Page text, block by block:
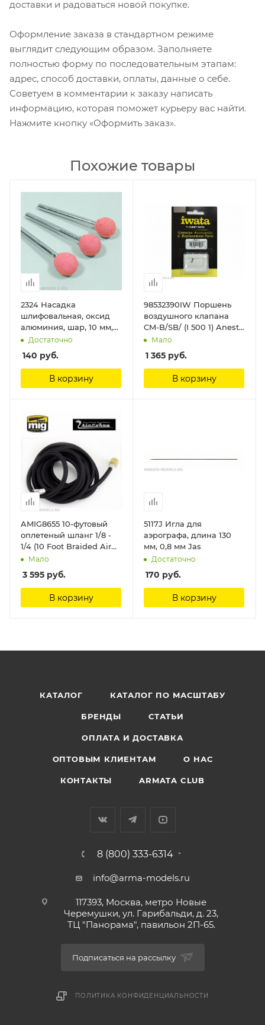
доставки и радоваться новой покупке.
Оформление заказа в стандартном режиме
выглядит следующим образом. Заполняете
полностью форму по последовательным этапам:
адрес, способ доставки, оплаты, данные о себе.
Советуем в комментарии к заказу написать
информацию, которая поможет курьеру вас найти.
Нажмите кнопку «Оформить заказ».
Похожие товары
2324 Насадка
шлифовальная, оксид
алюминия, шар, 10 мм,
3шт./уп., блистер Jas
Достаточно
140 руб.
В корзину
98532390IW Поршень
воздушного клапана
CM-B/SB/ (I 500 1) Anest
Iwata
Мало
1 365 руб.
В корзину
AMIG8655 10-футовый
оплетеный шланг 1/8 -
1/4 (10 Foot Braided Air
Hose 1/8 - 1/4 inch)
Ammo Mig
Мало
3 595 руб.
В корзину
5117J Игла для
аэрографа, длина 130
мм, 0,8 мм Jas
Достаточно
170 руб.
В корзину
КАТАЛОГ КАТАЛОГ ПО МАСШТАБУ
БРЕНДЫ СТАТЬИ
ОПЛАТА И ДОСТАВКА
ОПТОВЫМ КЛИЕНТАМ О НАС
КОНТАКТЫ ARMATA CLUB
8 (800) 333-6314
info@arma-models.ru
117393, Москва, метро Новые
Черемушки, ул. Гарибальди, д. 23,
ТЦ "Панорама", павильон 2П-65.
Подписаться на рассылку
ПОЛИТИКА КОНФИДЕНЦИАЛЬНОСТИ